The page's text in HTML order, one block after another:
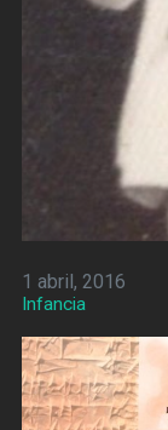
1 abril, 2016
Infancia